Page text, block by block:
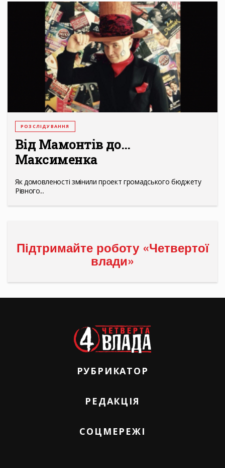
РОЗСЛІДУВАННЯ
Від Мамонтів до…
Максименка
Як домовленості змінили проект громадського бюджету
Рівного...
Підтримайте роботу «Четвертої
влади»
РУБРИКАТОР
РЕДАКЦІЯ
СОЦМЕРЕЖІ